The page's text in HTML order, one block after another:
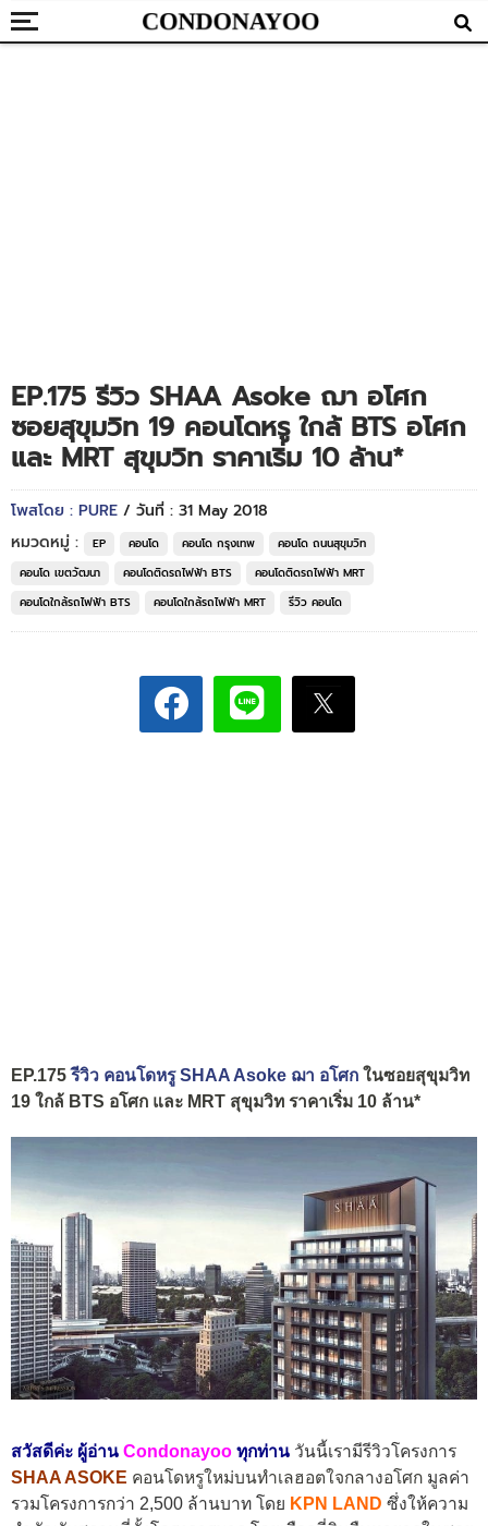
EP.175 รีวิว SHAA Asoke ฌา อโศก
ซอยสุขุมวิท 19 คอนโดหรู ใกล้ BTS อโศก
และ MRT สุขุมวิท ราคาเริ่ม 10 ล้าน*
โพสโดย : PURE / วันที่ : 31 May 2018
หมวดหมู่ :
EP คอนโด คอนโด กรุงเทพ
คอนโด ถนนสุขุมวิท
คอนโด เขตวัฒนา
คอนโดติดรถไฟฟ้า BTS
คอนโดติดรถไฟฟ้า MRT
คอนโดใกล้รถไฟฟ้า BTS
คอนโดใกล้รถไฟฟ้า MRT รีวิว คอนโด
EP.175รีวิว คอนโดหรู SHAA Asoke ฌา อโศก ในซอยสุขุมวิท
19 ใกล้ BTS อโศก และ MRT สุขุมวิท ราคาเริ่ม 10 ล้าน*
สวัสดีค่ะ ผู้อ่าน Condonayoo ทุกท่าน วันนี้เรามีรีวิวโครงการ
SHAA ASOKE คอนโดหรูใหม่บนทำเลฮอตใจกลางอโศก มูลค่า
รวมโครงการกว่า 2,500 ล้านบาท โดย KPN LAND ซึ่งให้ความ